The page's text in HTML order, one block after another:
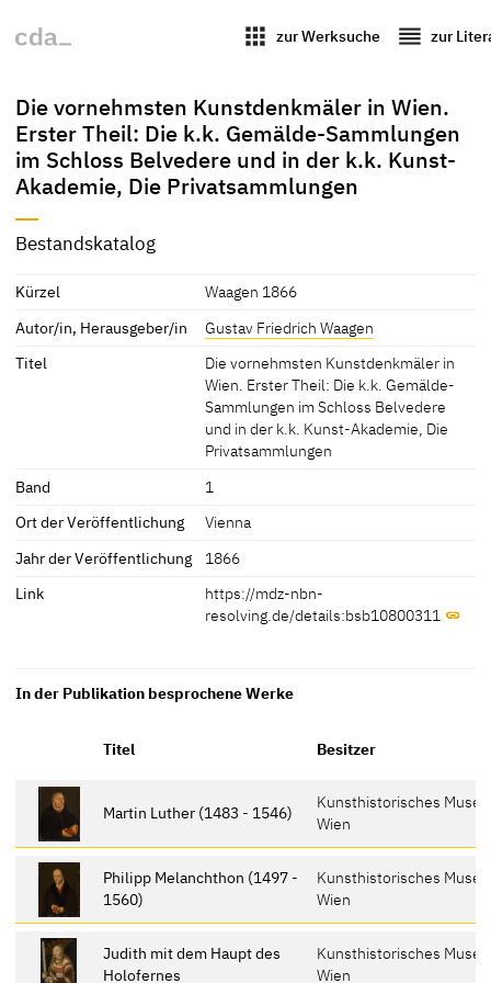
apps zur Werksuche reorder zur
Die vornehmsten Kunstdenkmäler in Wien.
Erster Theil: Die k.k. Gemälde-Sammlungen
im Schloss Belvedere und in der k.k. Kunst-
Akademie, Die Privatsammlungen
Bestandskatalog
Kürzel
Waagen 1866
Autor/in, Herausgeber/in
Gustav Friedrich Waagen
Titel
Die vornehmsten Kunstdenkmäler in
Wien. Erster Theil: Die k.k. Gemälde-
Sammlungen im Schloss Belvedere
und in der k.k. Kunst-Akademie, Die
Privatsammlungen
Band
1
Ort der Veröffentlichung
Vienna
Jahr der Veröffentlichung
1866
Link
https://mdz-nbn-
resolving.de/details:bsb10800311
In der Publikation besprochene Werke
Titel Besitzer
Martin Luther (1483 - 1546)
Kunsthistorisches
Wien
Philipp Melanchthon (1497 -
1560)
Kunsthistorisches
Wien
Judith mit dem Haupt des
Holofernes
Kunsthistorisches
Wien